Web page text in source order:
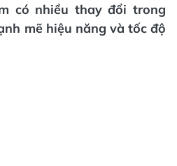
có nhiều thay đổi trong
mẽ hiệu năng và tốc độ